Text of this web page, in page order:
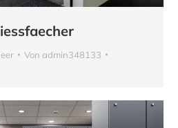
Von admin348133